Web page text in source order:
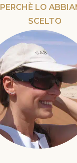
PERCHÈ LO
SCELTO